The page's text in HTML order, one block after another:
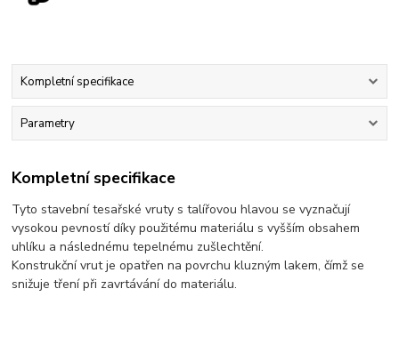
Kompletní specifikace
Parametry
Kompletní specifikace
Tyto stavební tesařské vruty s talířovou hlavou se vyznačují
vysokou pevností díky použitému materiálu s vyšším obsahem
uhlíku a následnému tepelnému zušlechtění.
Konstrukční vrut je opatřen na povrchu kluzným lakem, čímž se
snižuje tření při zavrtávání do materiálu.